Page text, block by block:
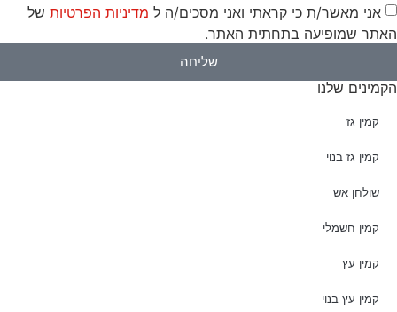
אני מאשר/ת כי קראתי ואני מסכים/ה ל מדיניות הפרטיות של
האתר שמופיעה בתחתית האתר.
שליחה
הקמינים שלנו
קמין גז
קמין גז בנוי
שולחן אש
קמין חשמלי
קמין עץ
קמין עץ בנוי